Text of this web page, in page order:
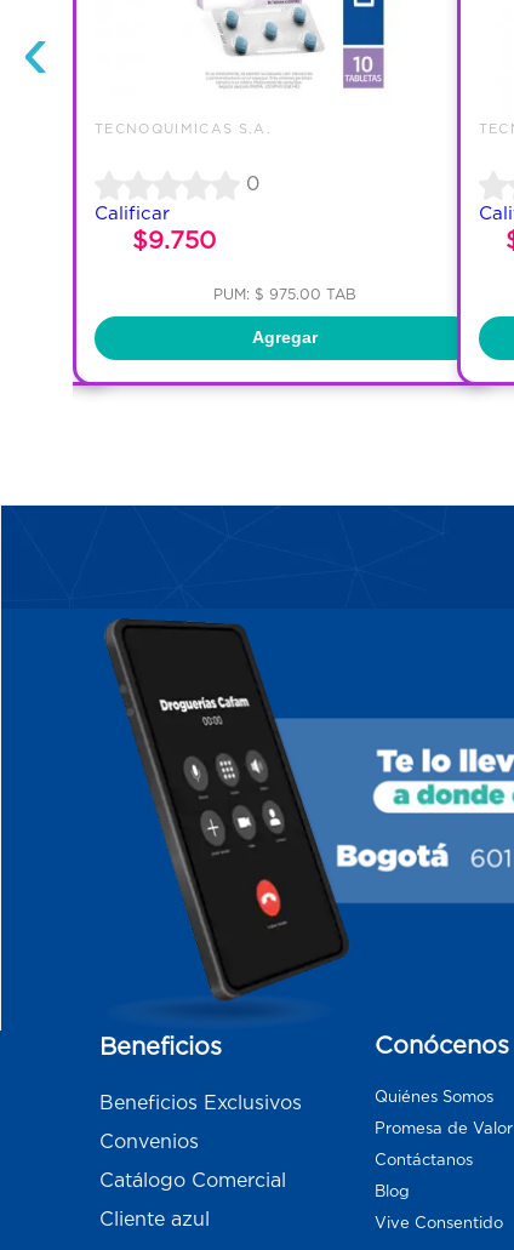
‹
TECNOQUIMICAS S.A.
0
Calificar
$9.750
PUM: $ 975.00 TAB
Agregar
Beneficios
Beneficios Exclusivos
Convenios
Catálogo Comercial
Cliente azul
Conócenos
Quiénes Somos
Promesa de Valor
Contáctanos
Blog
Vive Consentido